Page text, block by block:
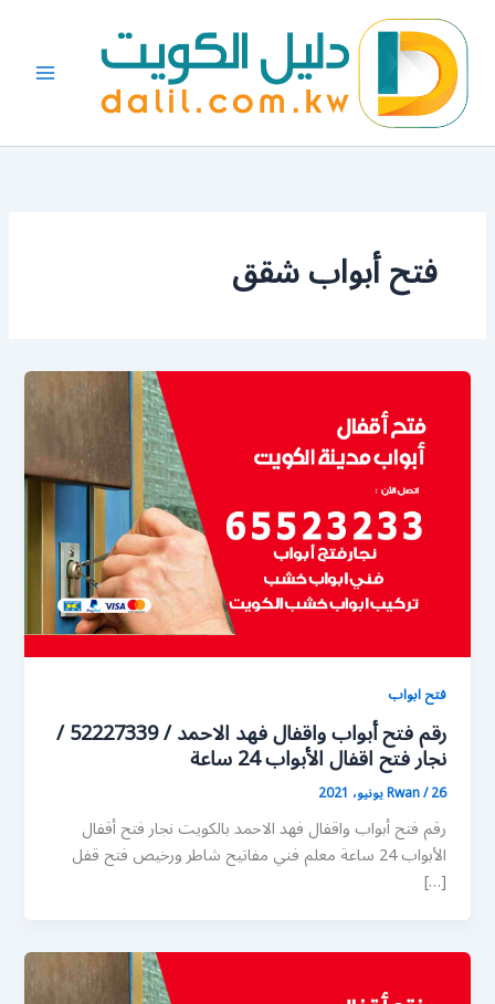
المحتوى
فتح أبواب شقق
فتح ابواب
رقم فتح أبواب واقفال فهد الاحمد / 52227339 /
نجار فتح اقفال الأبواب 24 ساعة
Rwan/26 يونيو، 2021
رقم فتح أبواب واقفال فهد الاحمد بالكويت نجار فتح أقفال
الأبواب 24 ساعة معلم فني مفاتيح شاطر ورخيص فتح قفل
[…]